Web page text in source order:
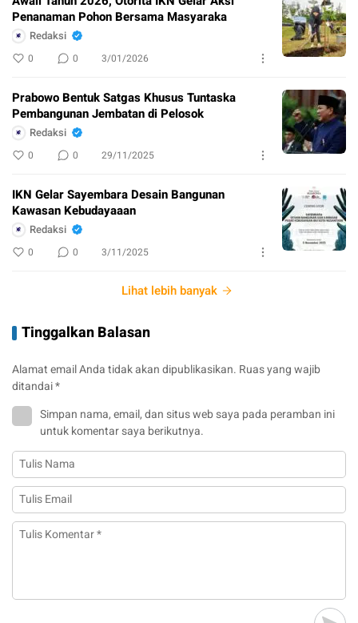
Penanaman Pohon Bersama Masyaraka
Redaksi
0 0 3/01/2026
Prabowo Bentuk Satgas Khusus Tuntaska
Pembangunan Jembatan di Pelosok
Redaksi
0 0 29/11/2025
IKN Gelar Sayembara Desain Bangunan
Kawasan Kebudayaaan
Redaksi
0 0 3/11/2025
Lihat lebih banyak
Tinggalkan Balasan
Alamat email Anda tidak akan dipublikasikan. Ruas yang wajib
ditandai*
Simpan nama, email, dan situs web saya pada peramban ini
untuk komentar saya berikutnya.